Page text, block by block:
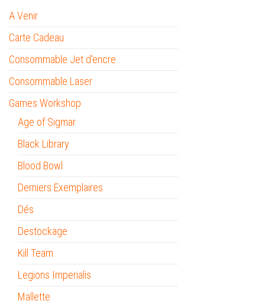
A Venir
Carte Cadeau
Consommable Jet d'encre
Consommable Laser
Games Workshop
Age of Sigmar
Black Library
Blood Bowl
Derniers Exemplaires
Dés
Destockage
Kill Team
Legions Imperialis
Mallette